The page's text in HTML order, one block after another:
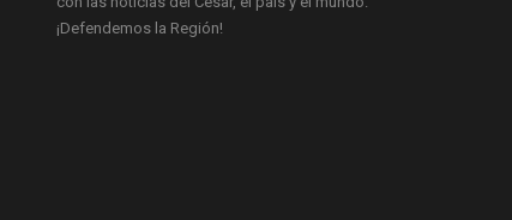
¡Defendemos la Región!